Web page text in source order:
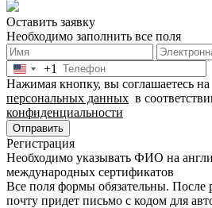
Оставить заявку
Необходимо заполнить все поля
United
States
+1
+1
Нажимая кнопку, вы соглашаетесь на
персональных данных в
конфиденциальности
Отправить
Регистрация
Необходимо указывать ФИО на
международных сертификатов
Все поля формы обязательны. После
почту придет письмо c кодом для